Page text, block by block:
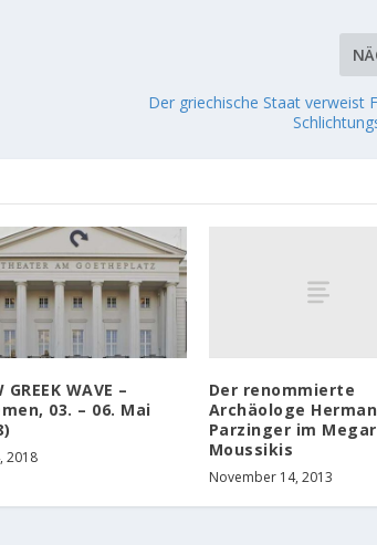
Der griechische Staat verweist
GREEK WAVE –
03. – 06. Mai
2018
Der renommierte
Archäologe
Parzinger im
Moussikis
November 14, 2013